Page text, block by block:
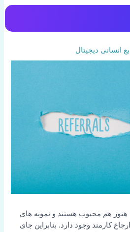
برنامه ارجاع
انسانی دیجیتال
هنوز هم محبوب هستند و نمونه های
کارمند وجود دارد. بنابراین جای